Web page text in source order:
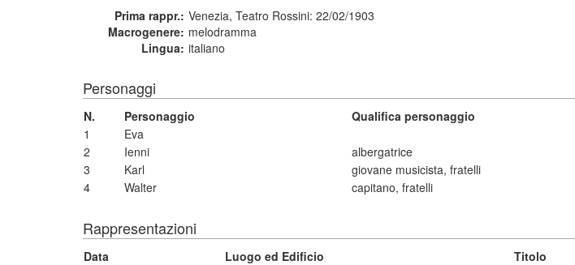
Prima rappr.: Venezia, Teatro Rossini: 22/02/1903
Macrogenere: melodramma
Lingua: italiano
Personaggi
N. Personaggio Qualifica personaggio
1
Eva
2
Ienni albergatrice
3
Karl giovane musicista, fratelli
4
Walter capitano, fratelli
Rappresentazioni
Data Luogo ed Edificio Titolo